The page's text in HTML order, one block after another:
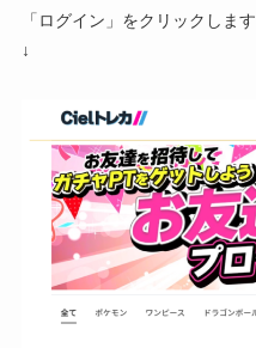
「ログイン」をクリックします
↓